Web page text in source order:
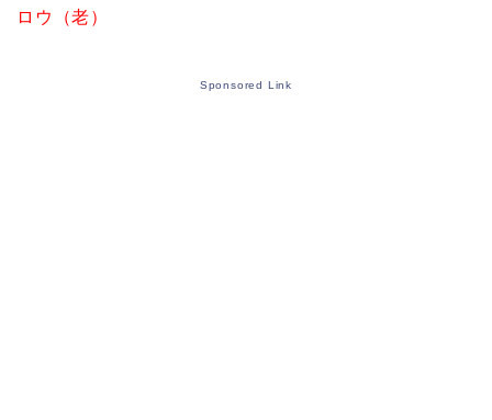
ロウ（老）
Sponsored Link